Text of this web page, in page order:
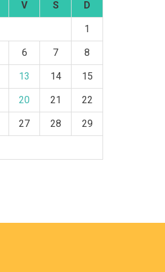
V S D
1
6 7 8
13 14 15
20 21 22
27 28 29